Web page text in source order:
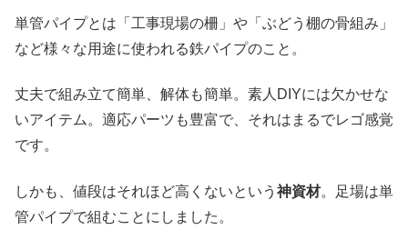
単管パイプとは「工事現場の柵」や「ぶどう棚の骨組み」
など様々な用途に使われる鉄パイプのこと。
丈夫で組み立て簡単、解体も簡単。素人DIYには欠かせな
いアイテム。適応パーツも豊富で、それはまるでレゴ感覚
です。
しかも、値段はそれほど高くないという 神資材。足場は単
管パイプで組むことにしました。